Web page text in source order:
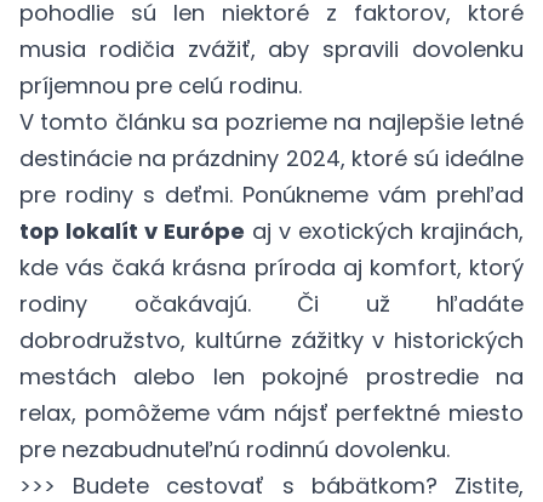
pohodlie sú len niektoré z faktorov, ktoré
musia rodičia zvážiť, aby spravili dovolenku
príjemnou pre celú rodinu.
V tomto článku sa pozrieme na najlepšie letné
destinácie na prázdniny 2024, ktoré sú ideálne
pre rodiny s deťmi. Ponúkneme vám prehľad
top lokalít v Európe aj v exotických krajinách,
kde vás čaká krásna príroda aj komfort, ktorý
rodiny očakávajú. Či už hľadáte
dobrodružstvo, kultúrne zážitky v historických
mestách alebo len pokojné prostredie na
relax, pomôžeme vám nájsť perfektné miesto
pre nezabudnuteľnú rodinnú dovolenku.
>>> Budete cestovať s bábätkom? Zistite,